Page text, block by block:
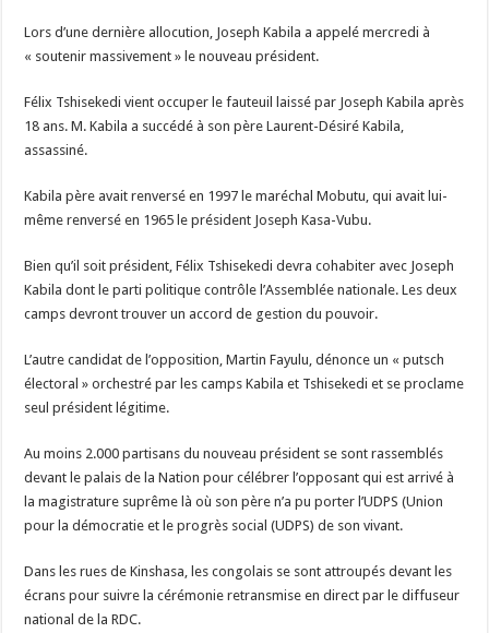
Lors d’une dernière allocution, Joseph Kabila a appelé mercredi à
« soutenir massivement » le nouveau président.
Félix Tshisekedi vient occuper le fauteuil laissé par Joseph Kabila après
18 ans. M. Kabila a succédé à son père Laurent-Désiré Kabila,
assassiné.
Kabila père avait renversé en 1997 le maréchal Mobutu, qui avait lui-
même renversé en 1965 le président Joseph Kasa-Vubu.
Bien qu’il soit président, Félix Tshisekedi devra cohabiter avec Joseph
Kabila dont le parti politique contrôle l’Assemblée nationale. Les deux
camps devront trouver un accord de gestion du pouvoir.
L’autre candidat de l’opposition, Martin Fayulu, dénonce un « putsch
électoral » orchestré par les camps Kabila et Tshisekedi et se proclame
seul président légitime.
Au moins 2.000 partisans du nouveau président se sont rassemblés
devant le palais de la Nation pour célébrer l’opposant qui est arrivé à
la magistrature suprême là où son père n’a pu porter l’UDPS (Union
pour la démocratie et le progrès social (UDPS) de son vivant.
Dans les rues de Kinshasa, les congolais se sont attroupés devant les
écrans pour suivre la cérémonie retransmise en direct par le diffuseur
national de la RDC.